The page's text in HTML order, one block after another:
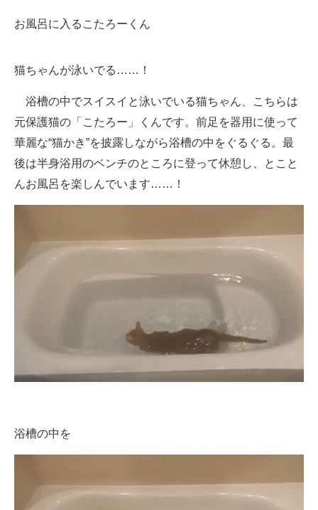
ITエンジニア向け専門サイト
企業向けIT製品の総合サイト
IT製品の技術・比較・事例
製造業のIT導入・活用を支援
エレクトロニクス専門サイト
エネルギーの専門メディア
建設×テクノロジーの最前線
お風呂に入るこたろーくん
猫ちゃんが泳いでる……！
浴槽の中でスイスイと泳いでいる猫ちゃん、こちらは
元保護猫の「こたろー」くんです。前足を器用に使って
華麗な“猫かき”を披露しながら浴槽の中をぐるぐる。最
後は半身浴用のベンチのところに登って休憩し、とこと
んお風呂を楽しんでいます……！
浴槽の中を